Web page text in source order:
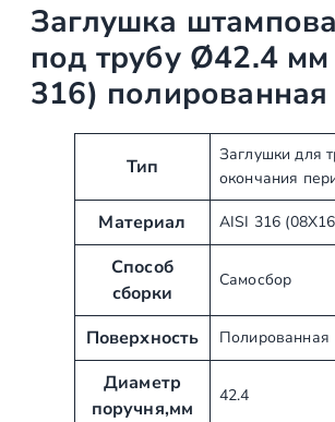
Заглушка
под трубу Ø42.4 мм
316) полированная
р
т
ы
З
а
ч
е
н
и
е
Тип
Заглушки для
окончания
Материал AISI 316
Способ
сборки
Самосбор
Поверхность Полированная
Диаметр
поручня,мм
42.4